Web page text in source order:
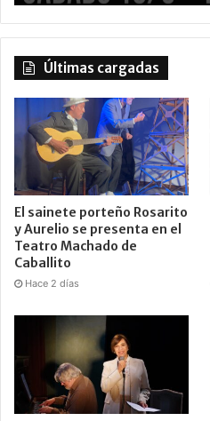
Últimas cargadas
El sainete porteño Rosarito
y Aurelio se presenta en el
Teatro Machado de
Caballito
Hace 2 días